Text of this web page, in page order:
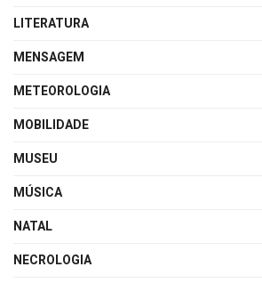
LITERATURA
MENSAGEM
METEOROLOGIA
MOBILIDADE
MUSEU
MÚSICA
NATAL
NECROLOGIA